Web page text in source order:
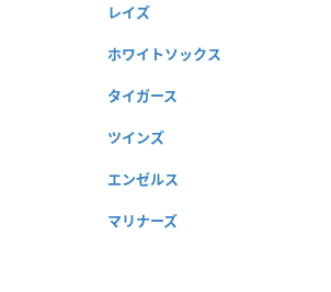
レイズ
ホワイトソックス
タイガース
ツインズ
エンゼルス
マリナーズ